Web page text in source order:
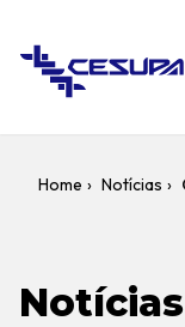
Home › Notícias ›
Notícias